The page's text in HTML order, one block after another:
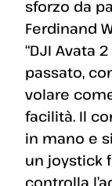
sforzo da
Ferdinand
“DJI Avata
passato,
volare
facilità. Il
in mano e
un joystick